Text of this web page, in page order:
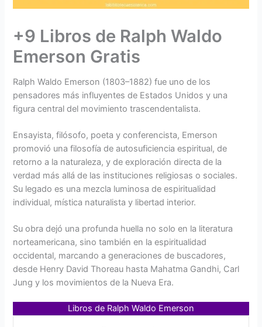
+9 Libros de Ralph Waldo
Emerson Gratis
Ralph Waldo Emerson (1803–1882) fue uno de los
pensadores más influyentes de Estados Unidos y una
figura central del movimiento trascendentalista.
Ensayista, filósofo, poeta y conferencista, Emerson
promovió una filosofía de autosuficiencia espiritual, de
retorno a la naturaleza, y de exploración directa de la
verdad más allá de las instituciones religiosas o sociales.
Su legado es una mezcla luminosa de espiritualidad
individual, mística naturalista y libertad interior.
Su obra dejó una profunda huella no solo en la literatura
norteamericana, sino también en la espiritualidad
occidental, marcando a generaciones de buscadores,
desde Henry David Thoreau hasta Mahatma Gandhi, Carl
Jung y los movimientos de la Nueva Era.
Libros de Ralph Waldo Emerson